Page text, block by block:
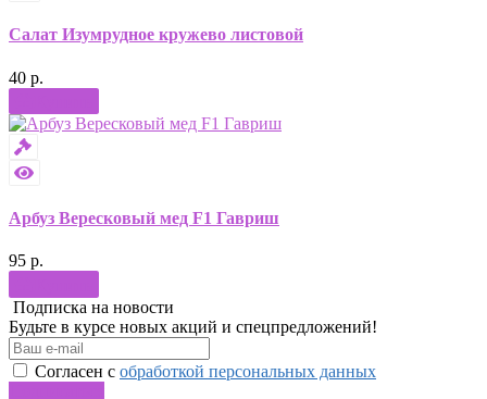
Салат Изумрудное кружево листовой
40 р.
Арбуз Вересковый мед F1 Гавриш
95 р.
Подписка на новости
Будьте в курсе новых акций и спецпредложений!
Согласен с обработкой персональных данных